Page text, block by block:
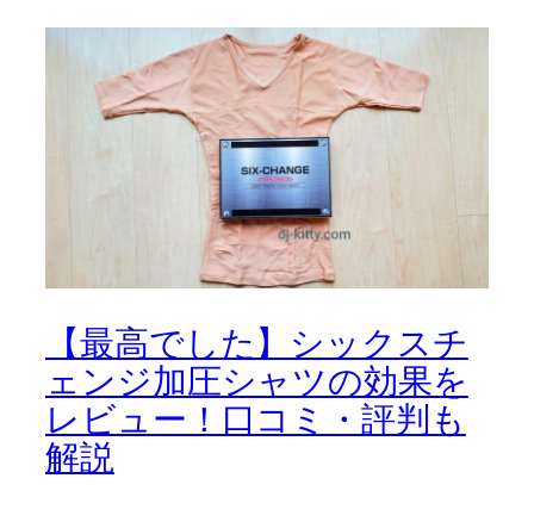
【最高でした】シックスチ
ェンジ加圧シャツの効果を
レビュー！口コミ・評判も
解説